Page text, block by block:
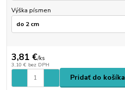
Výška písmen
3,81 €/ks
3,10 € bez DPH
Pridať do košíka